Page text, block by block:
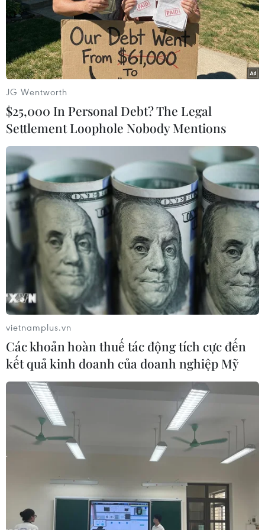
Bầu cử Mỹ: Kỷ lục của 2 ứng cử viên trong
giai đoạn tranh cử nước rút
24/10/2020 00:39
Chiến dịch vận động tranh cử của ông Donald Trump và
ông Joe Biden đã chi 160 triệu USD cho quảng cáo
truyền hình và kỹ thuật số chỉ trong 7 ngày qua.
JG Wentworth
$25,000 In Personal Debt? The Legal
Settlement Loophole Nobody Mentions
vietnamplus.vn
Các khoản hoàn thuế tác động tích cực đến
kết quả kinh doanh của doanh nghiệp Mỹ